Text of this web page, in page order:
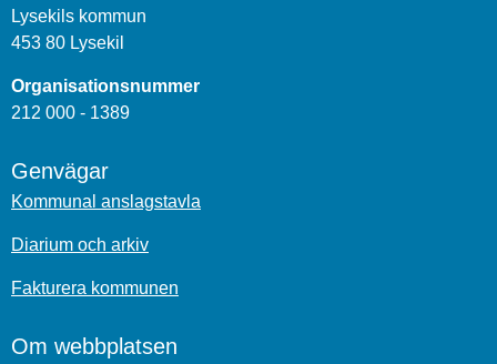
Lysekils kommun
453 80 Lysekil
Organisationsnummer
212 000 - 1389
Genvägar
Kommunal anslagstavla
Diarium och arkiv
Fakturera kommunen
Om webbplatsen